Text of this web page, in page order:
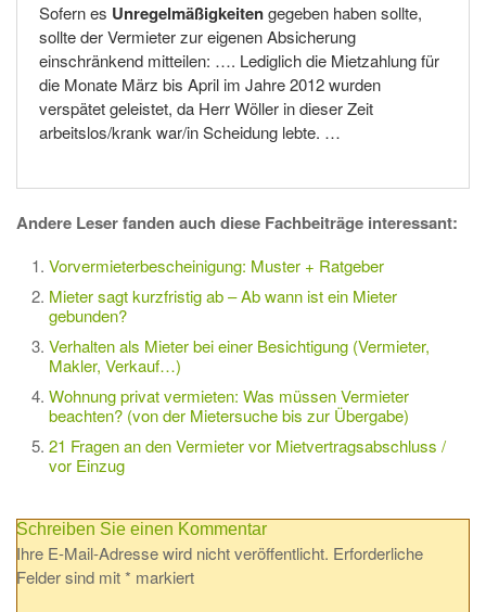
Sofern es Unregelmäßigkeitengegeben haben sollte,
sollte der Vermieter zur eigenen Absicherung
einschränkend mitteilen: …. Lediglich die Mietzahlung für
die Monate März bis April im Jahre 2012 wurden
verspätet geleistet, da Herr Wöller in dieser Zeit
arbeitslos/krank war/in Scheidung lebte. …
Andere Leser fanden auch diese Fachbeiträge interessant:
Vorvermieterbescheinigung: Muster + Ratgeber
Mieter sagt kurzfristig ab – Ab wann ist ein Mieter
gebunden?
Verhalten als Mieter bei einer Besichtigung (Vermieter,
Makler, Verkauf…)
Wohnung privat vermieten: Was müssen Vermieter
beachten? (von der Mietersuche bis zur Übergabe)
21 Fragen an den Vermieter vor Mietvertragsabschluss /
vor Einzug
Schreiben Sie einen Kommentar
Ihre E-Mail-Adresse wird nicht veröffentlicht. Erforderliche
Felder sind mit* markiert